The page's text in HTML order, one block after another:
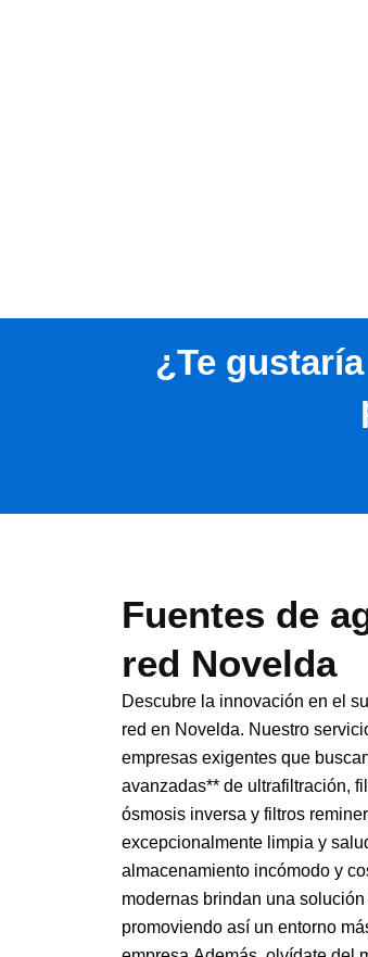
¿Te
Fuentes de
red Novelda
Descubre la innovación en el
red en Novelda. Nuestro
empresas exigentes que
avanzadas** de ultrafiltración,
ósmosis inversa y filtros
excepcionalmente limpia y
almacenamiento incómodo y
modernas brindan una
promoviendo así un entorno